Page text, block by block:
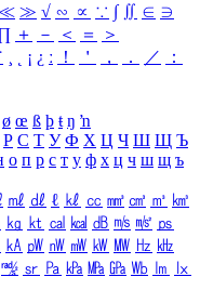
≪ ≫ √ ∽ ∝ ∵ ∫ ∬ ∈ ∋
＋ － ＜ ＝
＞
˙ ¸ ¡ ¿ ː ！ ＇ ， ． ／
：
ø œ ß þ ŧ ŋ ŉ
Р С Т У Ф Х Ц Ч Ш Щ Ъ
о п р с т у ф х ц ч ш щ ъ
㎖ ㎗ ℓ ㎘ ㏄ ㎣ ㎤ ㎥ ㎦
㎏ ㏏ ㎈ ㎉ ㏈ ㎧ ㎨ ㎰
㎄ ㎺ ㎻ ㎽ ㎾ ㎿ ㎐ ㎑
㎯ ㏛ ㎩ ㎪ ㎫ ㎬ ㏝ ㏐
㏓